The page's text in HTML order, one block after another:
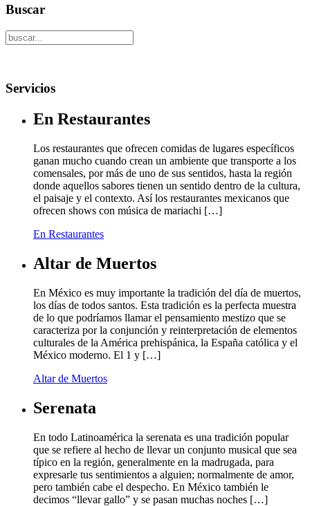
Buscar
Servicios
En Restaurantes
Los restaurantes que ofrecen comidas de lugares específicos
ganan mucho cuando crean un ambiente que transporte a los
comensales, por más de uno de sus sentidos, hasta la región
donde aquellos sabores tienen un sentido dentro de la cultura,
el paisaje y el contexto. Así los restaurantes mexicanos que
ofrecen shows con música de mariachi […]
En Restaurantes
Altar de Muertos
En México es muy importante la tradición del día de muertos,
los días de todos santos. Esta tradición es la perfecta muestra
de lo que podríamos llamar el pensamiento mestizo que se
caracteriza por la conjunción y reinterpretación de elementos
culturales de la América prehispánica, la España católica y el
México moderno. El 1 y […]
Altar de Muertos
Serenata
En todo Latinoamérica la serenata es una tradición popular
que se refiere al hecho de llevar un conjunto musical que sea
típico en la región, generalmente en la madrugada, para
expresarle tus sentimientos a alguien; normalmente de amor,
pero también cabe el despecho. En México también le
decimos “llevar gallo” y se pasan muchas noches […]